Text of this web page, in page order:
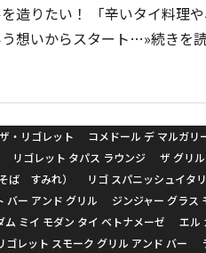
造りたい！ 「辛いタイ料理
想いからスタート…»続きを
ザ・リゴレット
コメドール デ マルガリ
リゴレット タパス ラウンジ ザ グリ
ば すみれ） リゴ スパニッシュイタ
バー アンド グリル
ジンジャー グラス
ム ミイ モダン タイ ベトナメーゼ
エル
ゴレット スモーク グリル アンド バー